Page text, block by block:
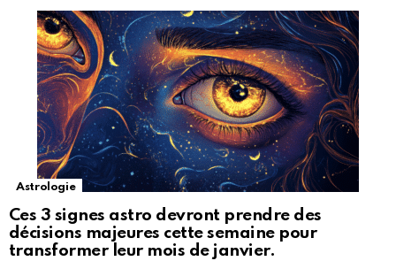
Astrologie
Ces 3 signes astro devront prendre des
décisions majeures cette semaine pour
transformer leur mois de janvier.